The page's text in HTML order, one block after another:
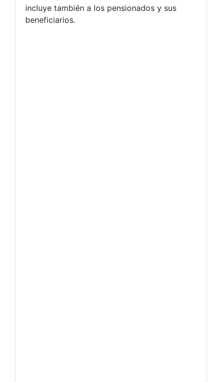
incluye también a los pensionados y sus
beneficiarios.